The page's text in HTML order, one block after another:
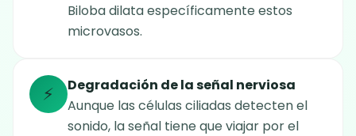
Biloba dilata específicamente estos
microvasos.
⚡
Degradación de la señal nerviosa
Aunque las células ciliadas detecten el
sonido, la señal tiene que viajar por el